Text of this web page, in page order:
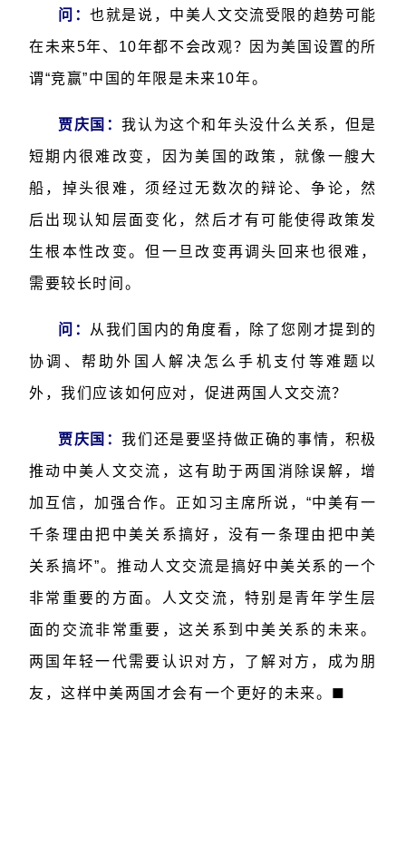
问：也就是说，中美人文交流受限的趋势可能
在未来5年、10年都不会改观？因为美国设置的所
谓“竞赢”中国的年限是未来10年。
贾庆国：我认为这个和年头没什么关系，但是
短期内很难改变，因为美国的政策，就像一艘大
船，掉头很难，须经过无数次的辩论、争论，然
后出现认知层面变化，然后才有可能使得政策发
生根本性改变。但一旦改变再调头回来也很难，
需要较长时间。
问： 从我们国内的角度看，除了您刚才提到的
协调、帮助外国人解决怎么手机支付等难题以
外，我们应该如何应对，促进两国人文交流？
贾庆国：我们还是要坚持做正确的事情，积极
推动中美人文交流，这有助于两国消除误解，增
加互信，加强合作。正如习主席所说，“中美有一
千条理由把中美关系搞好，没有一条理由把中美
关系搞坏”。推动人文交流是搞好中美关系的一个
非常重要的方面。人文交流，特别是青年学生层
面的交流非常重要，这关系到中美关系的未来。
两国年轻一代需要认识对方，了解对方，成为朋
友，这样中美两国才会有一个更好的未来。 ■